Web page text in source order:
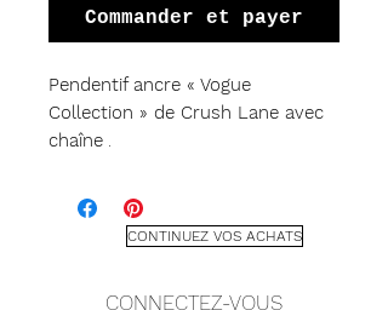
Commander et payer
Pendentif ancre « Vogue
Collection » de Crush Lane avec
chaîne .
une chaîne d'ancre taille diamant
de 20". Le pendentif ancre mesure
14 mm de longueur. Ce collier
CONTINUEZ VOS ACHATS
CONNECTEZ-VOUS